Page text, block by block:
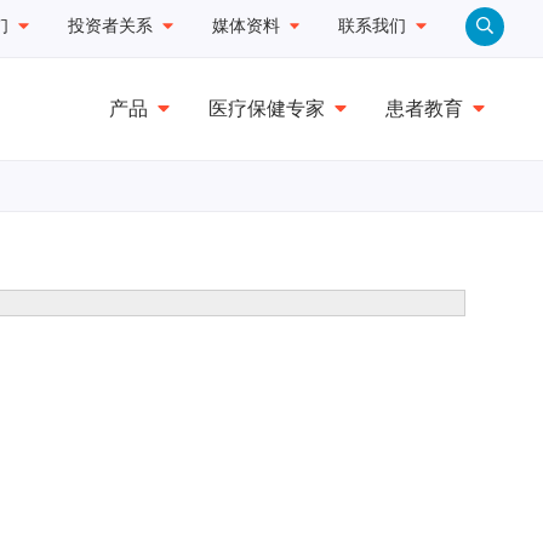
投资者关系 媒体资料 联系我们
产品 医疗保健专家 患者教育